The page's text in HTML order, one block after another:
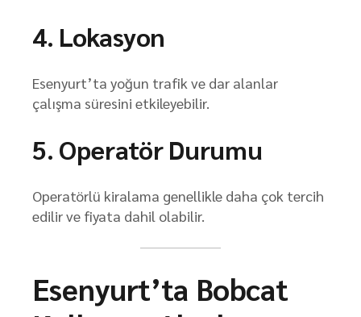
4. Lokasyon
Esenyurt’ta yoğun trafik ve dar alanlar
çalışma süresini etkileyebilir.
5. Operatör Durumu
Operatörlü kiralama genellikle daha çok tercih
edilir ve fiyata dahil olabilir.
Esenyurt’ta Bobcat